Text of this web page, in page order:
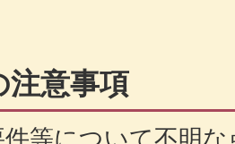
注意事項